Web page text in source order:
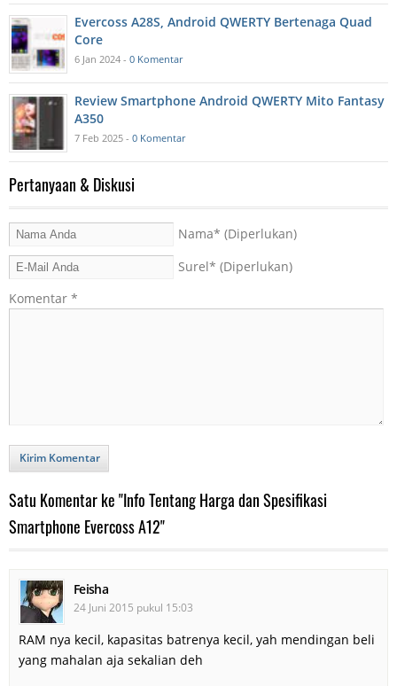
Evercoss A28S, Android QWERTY Bertenaga Quad
Core
6 Jan 2024 - 0 Komentar
Review Smartphone Android QWERTY Mito Fantasy
A350
7 Feb 2025 - 0 Komentar
Pertanyaan & Diskusi
Nama* (Diperlukan)
Surel* (Diperlukan)
Komentar *
Kirim Komentar
Satu Komentar ke "Info Tentang Harga dan Spesifikasi
Smartphone Evercoss A12"
Feisha
24 Juni 2015 pukul 15:03
RAM nya kecil, kapasitas batrenya kecil, yah mendingan beli
yang mahalan aja sekalian deh